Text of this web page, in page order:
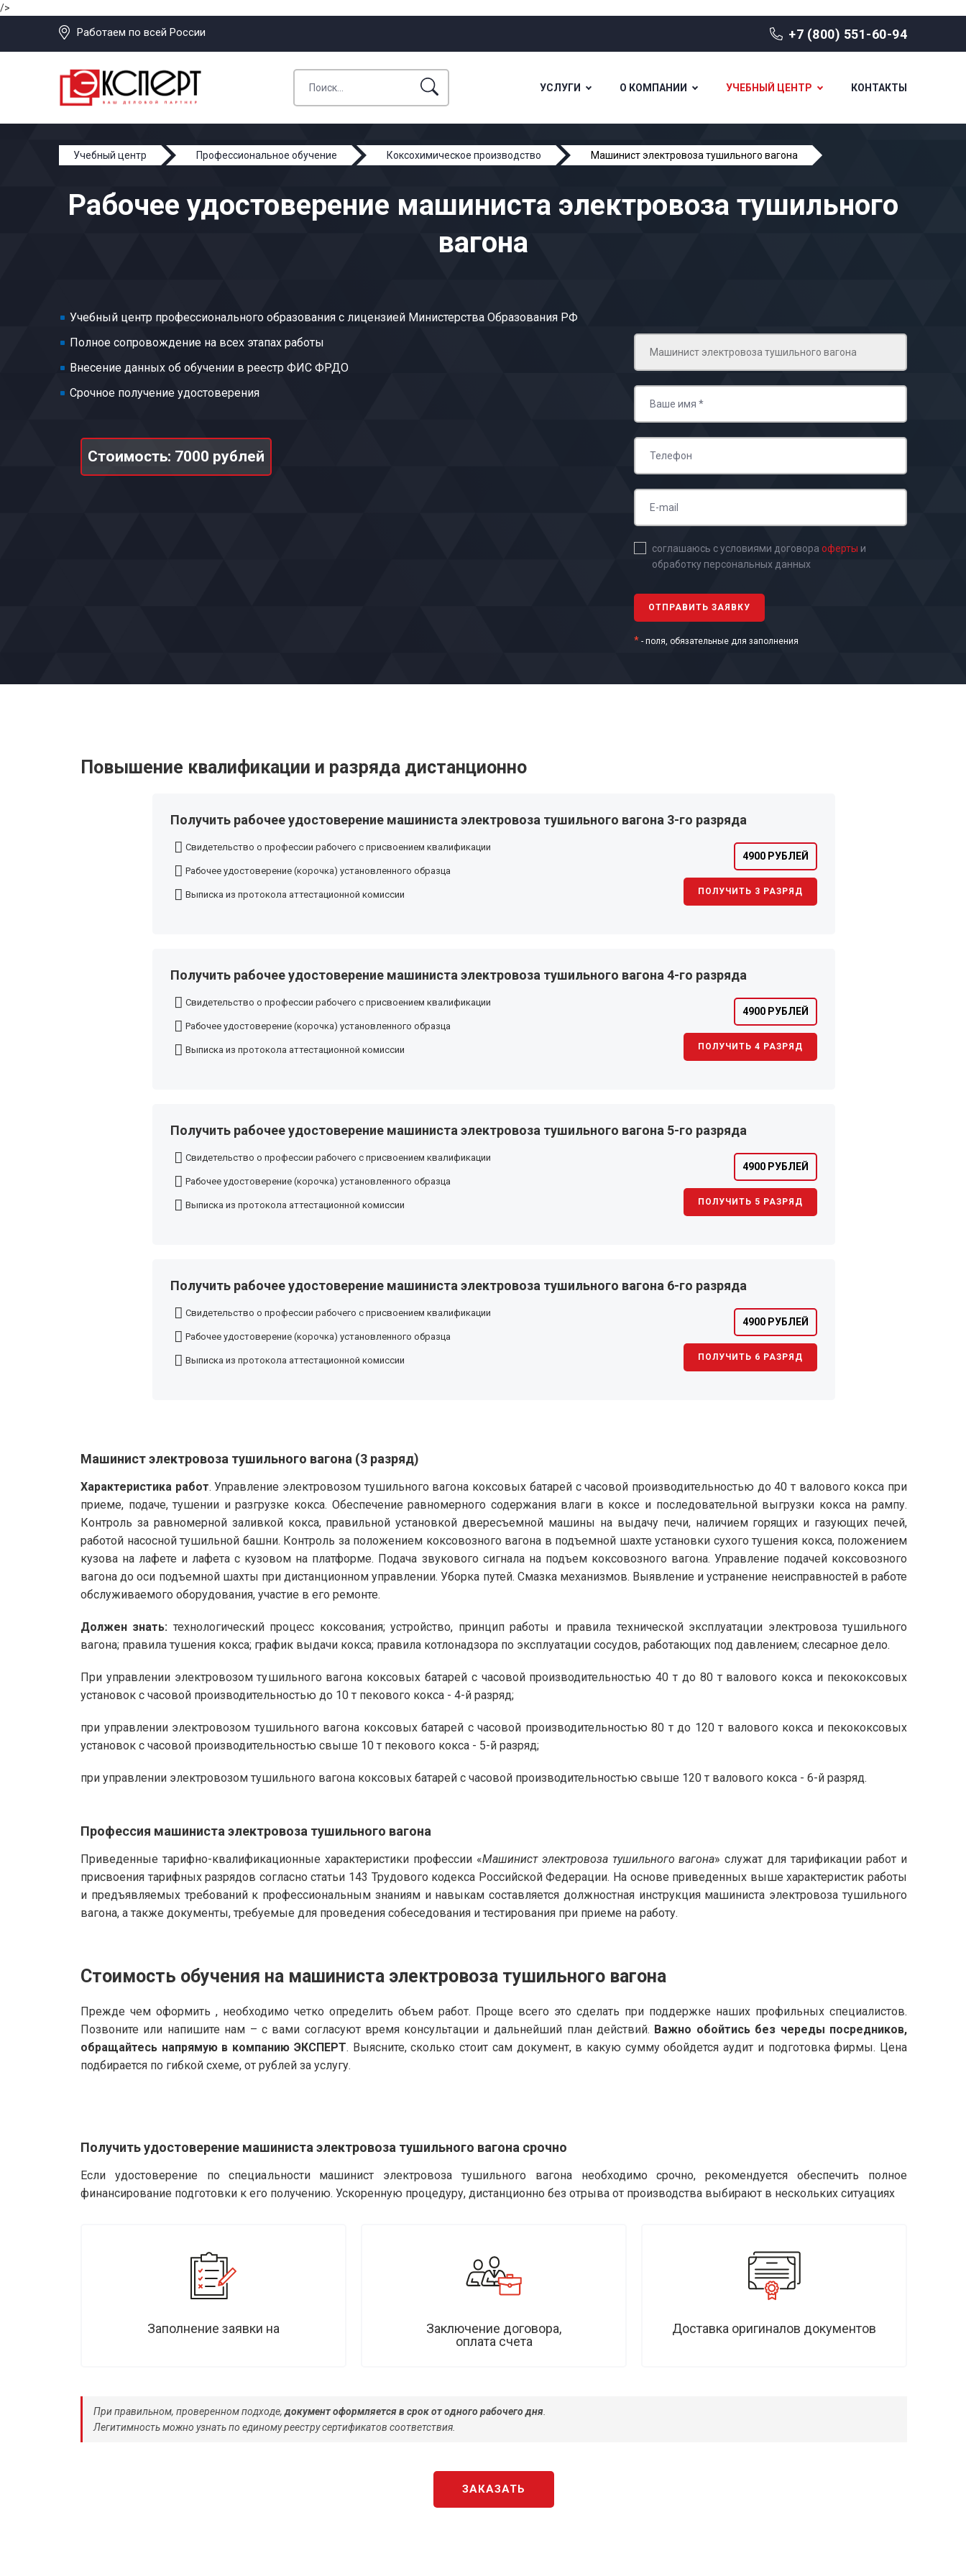
/>
Работаем по всей России +7 (800) 551-60-94
УСЛУГИ О КОМПАНИИ УЧЕБНЫЙ ЦЕНТР КОНТАКТЫ
Учебный центр Профессиональное обучение Коксохимическое производство Машинист электровоза тушильного вагона
Рабочее удостоверение машиниста электровоза тушильного
вагона
Учебный центр профессионального образования с лицензией Министерства Образования РФ
Полное сопровождение на всех этапах работы
Внесение данных об обучении в реестр ФИС ФРДО
Срочное получение удостоверения
Стоимость: 7000 рублей
соглашаюсь с условиями договора оферты и
обработку персональных данных
* - поля, обязательные для заполнения
Повышение квалификации и разряда дистанционно
Получить рабочее удостоверение машиниста электровоза тушильного вагона 3-го разряда
Свидетельство о профессии рабочего с присвоением квалификации
Рабочее удостоверение (корочка) установленного образца
Выписка из протокола аттестационной комиссии
4900 РУБЛЕЙ
ПОЛУЧИТЬ 3 РАЗРЯД
Получить рабочее удостоверение машиниста электровоза тушильного вагона 4-го разряда
Свидетельство о профессии рабочего с присвоением квалификации
Рабочее удостоверение (корочка) установленного образца
Выписка из протокола аттестационной комиссии
4900 РУБЛЕЙ
ПОЛУЧИТЬ 4 РАЗРЯД
Получить рабочее удостоверение машиниста электровоза тушильного вагона 5-го разряда
Свидетельство о профессии рабочего с присвоением квалификации
Рабочее удостоверение (корочка) установленного образца
Выписка из протокола аттестационной комиссии
4900 РУБЛЕЙ
ПОЛУЧИТЬ 5 РАЗРЯД
Получить рабочее удостоверение машиниста электровоза тушильного вагона 6-го разряда
Свидетельство о профессии рабочего с присвоением квалификации
Рабочее удостоверение (корочка) установленного образца
Выписка из протокола аттестационной комиссии
4900 РУБЛЕЙ
ПОЛУЧИТЬ 6 РАЗРЯД
Машинист электровоза тушильного вагона (3 разряд)
Характеристика работ. Управление электровозом тушильного вагона коксовых батарей с часовой производительностью до 40 т валового кокса при
приеме, подаче, тушении и разгрузке кокса. Обеспечение равномерного содержания влаги в коксе и последовательной выгрузки кокса на рампу.
Контроль за равномерной заливкой кокса, правильной установкой двересъемной машины на выдачу печи, наличием горящих и газующих печей,
работой насосной тушильной башни. Контроль за положением коксовозного вагона в подъемной шахте установки сухого тушения кокса, положением
кузова на лафете и лафета с кузовом на платформе. Подача звукового сигнала на подъем коксовозного вагона. Управление подачей коксовозного
вагона до оси подъемной шахты при дистанционном управлении. Уборка путей. Смазка механизмов. Выявление и устранение неисправностей в работе
обслуживаемого оборудования, участие в его ремонте.
Должен знать: технологический процесс коксования; устройство, принцип работы и правила технической эксплуатации электровоза тушильного
вагона; правила тушения кокса; график выдачи кокса; правила котлонадзора по эксплуатации сосудов, работающих под давлением; слесарное дело.
При управлении электровозом тушильного вагона коксовых батарей с часовой производительностью 40 т до 80 т валового кокса и пекококсовых
установок с часовой производительностью до 10 т пекового кокса - 4-й разряд;
при управлении электровозом тушильного вагона коксовых батарей с часовой производительностью 80 т до 120 т валового кокса и пекококсовых
установок с часовой производительностью свыше 10 т пекового кокса - 5-й разряд;
при управлении электровозом тушильного вагона коксовых батарей с часовой производительностью свыше 120 т валового кокса - 6-й разряд.
Профессия машиниста электровоза тушильного вагона
Приведенные тарифно-квалификационные характеристики профессии «Машинист электровоза тушильного вагона» служат для тарификации работ и
присвоения тарифных разрядов согласно статьи 143 Трудового кодекса Российской Федерации. На основе приведенных выше характеристик работы
и предъявляемых требований к профессиональным знаниям и навыкам составляется должностная инструкция машиниста электровоза тушильного
вагона, а также документы, требуемые для проведения собеседования и тестирования при приеме на работу.
Стоимость обучения на машиниста электровоза тушильного вагона
Прежде чем оформить , необходимо четко определить объем работ. Проще всего это сделать при поддержке наших профильных специалистов.
Позвоните или напишите нам – с вами согласуют время консультации и дальнейший план действий. Важно обойтись без череды посредников,
обращайтесь напрямую в компанию ЭКСПЕРТ. Выясните, сколько стоит сам документ, в какую сумму обойдется аудит и подготовка фирмы. Цена
подбирается по гибкой схеме, от рублей за услугу.
Получить удостоверение машиниста электровоза тушильного вагона срочно
Если удостоверение по специальности машинист электровоза тушильного вагона необходимо срочно, рекомендуется обеспечить полное
финансирование подготовки к его получению. Ускоренную процедуру, дистанционно без отрыва от производства выбирают в нескольких ситуациях
Заполнение заявки на
Заключение договора,
оплата счета
Доставка оригиналов документов
При правильном, проверенном подходе,документ оформляется в срок от одного рабочего дня
Легитимность можно узнать по единому реестру сертификатов соответствия.
ЗАКАЗАТЬ